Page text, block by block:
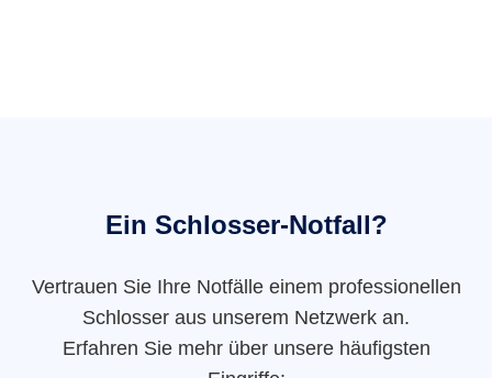
Ein Schlosser-Notfall?
Vertrauen Sie Ihre Notfälle einem professionellen
Schlosser aus unserem Netzwerk an.
Erfahren Sie mehr über unsere häufigsten